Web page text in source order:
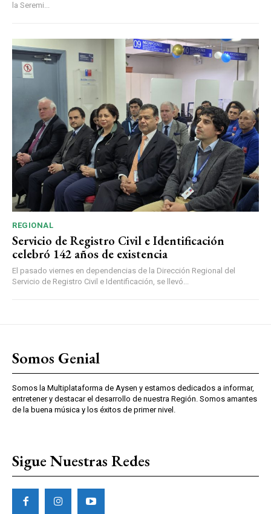
la Seremi...
REGIONAL
Servicio de Registro Civil e Identificación
celebró 142 años de existencia
El pasado viernes en dependencias de la Dirección Regional del
Servicio de Registro Civil e Identificación, se llevó...
Somos Genial
Somos la Multiplataforma de Aysen y estamos dedicados a informar,
entretener y destacar el desarrollo de nuestra Región. Somos amantes
de la buena música y los éxitos de primer nivel.
Sigue Nuestras Redes